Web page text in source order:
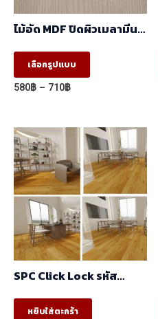
ไม้อัด MDF ปิดผิวเมลามีน
5001/2020-14 ผิวเสี้ยน สี
ลายไม้ 2 หน้า
(1.22mx2.44m)
เลือกรูปแบบ
This
product
variants.
The
options
may
be
chosen
on
580฿ – 710฿Price
through
710฿
SPC Click Lock รหัส
230x1530x6mm.
หยิบใส่ตะกร้า